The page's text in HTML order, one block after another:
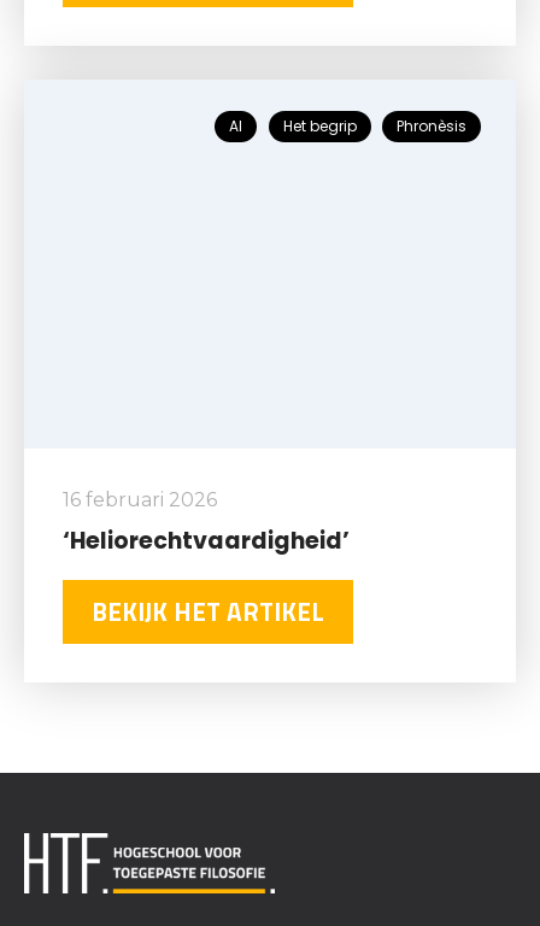
AI Het begrip Phronèsis
16 februari 2026
‘Heliorechtvaardigheid’
BEKIJK HET ARTIKEL